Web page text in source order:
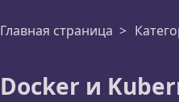
Главная страница
Docker и